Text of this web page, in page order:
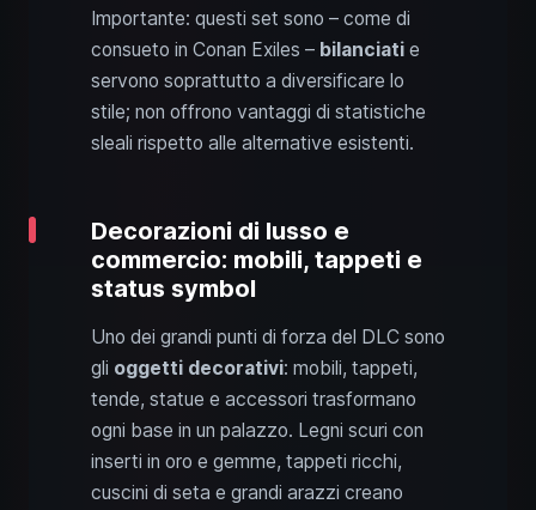
Importante: questi set sono – come di
consueto in Conan Exiles – bilanciati e
servono soprattutto a diversificare lo
stile; non offrono vantaggi di statistiche
sleali rispetto alle alternative esistenti.
Decorazioni di lusso e
commercio: mobili, tappeti e
status symbol
Uno dei grandi punti di forza del DLC sono
gli oggetti decorativi: mobili, tappeti,
tende, statue e accessori trasformano
ogni base in un palazzo. Legni scuri con
inserti in oro e gemme, tappeti ricchi,
cuscini di seta e grandi arazzi creano